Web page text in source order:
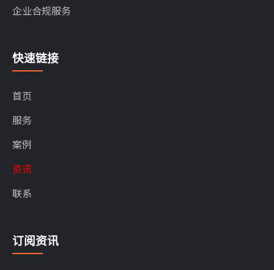
企业合规服务
快速链接
首页
服务
案例
资讯
联系
订阅资讯